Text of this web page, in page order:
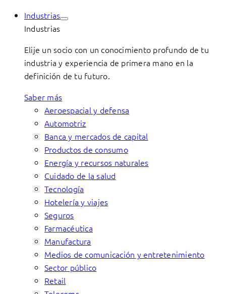
Industrias
Industrias
Elije un socio con un conocimiento profundo de tu
industria y experiencia de primera mano en la
definición de tu futuro.
Saber más
Aeroespacial y defensa
Automotriz
Banca y mercados de capital
Productos de consumo
Energía y recursos naturales
Cuidado de la salud
Tecnología
Hotelería y viajes
Seguros
Farmacéutica
Manufactura
Medios de comunicación y entretenimiento
Sector público
Retail